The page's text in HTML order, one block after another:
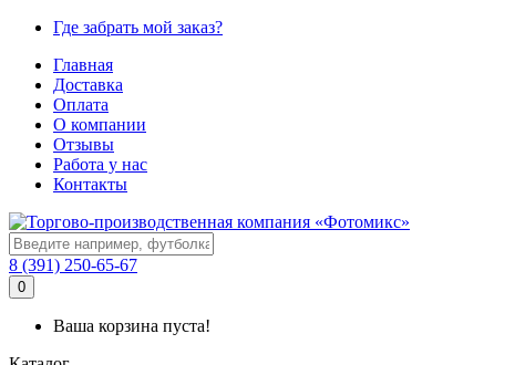
Где забрать мой заказ?
Главная
Доставка
Оплата
О компании
Отзывы
Работа у нас
Контакты
8 (391) 250-65-67
0
Ваша корзина пуста!